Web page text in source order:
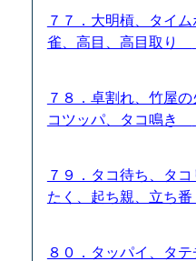
７７．大明槓、タイ
雀、高目、高目取り
７８．卓割れ、竹屋
コツッパ、タコ鳴き
７９．タコ待ち、タ
たく、起ち親、立ち
８０．タッパイ、タ